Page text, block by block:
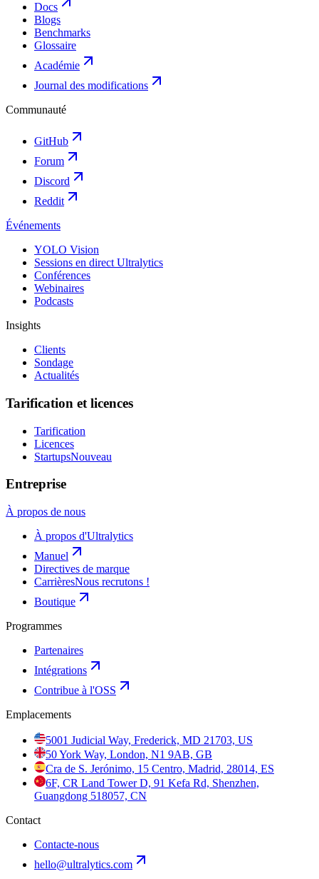
Docs
Blogs
Benchmarks
Glossaire
Académie
Journal des modifications
Communauté
GitHub
Forum
Discord
Reddit
Événements
YOLO Vision
Sessions en direct Ultralytics
Conférences
Webinaires
Podcasts
Insights
Clients
Sondage
Actualités
Tarification et licences
Tarification
Licences
StartupsNouveau
Entreprise
À propos de nous
À propos d'Ultralytics
Manuel
Directives de marque
CarrièresNous recrutons !
Boutique
Programmes
Partenaires
Intégrations
Contribue à l'OSS
Emplacements
5001 Judicial Way, Frederick, MD 21703, US
50 York Way, London, N1 9AB, GB
Cra de S. Jerónimo, 15 Centro, Madrid, 28014, ES
6F, CR Land Tower D, 91 Kefa Rd, Shenzhen,
Guangdong 518057, CN
Contact
Contacte-nous
hello@ultralytics.com